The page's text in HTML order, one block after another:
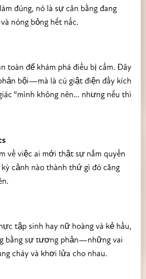
đúng, nó là sự cân bằng đang
nóng bỏng hết nấc.
toàn để khám phá điều bị cấm. Đây
bội—mà là cú giật điện đầy kích
“mình không nên… nhưng nếu thì
về việc ai mới thật sự nắm quyền
cảnh nào thành thứ gì đó căng
tập sinh hay nữ hoàng và kẻ hầu,
bằng sự tương phản—những vai
cháy và khơi lửa cho nhau.